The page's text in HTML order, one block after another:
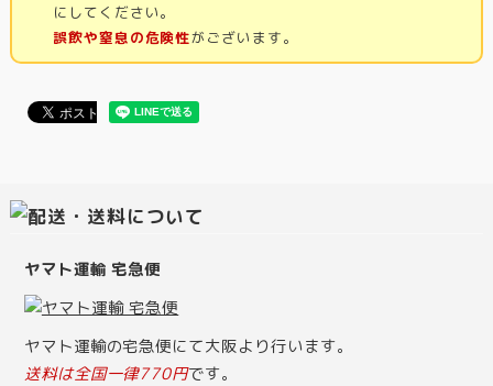
にしてください。
誤飲や窒息の危険性がございます。
ヤマト運輸 宅急便
ヤマト運輸の宅急便にて大阪より行います。
送料は全国一律770円です。